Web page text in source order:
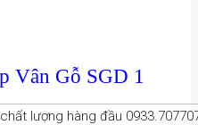
Vân Gỗ SGD 1